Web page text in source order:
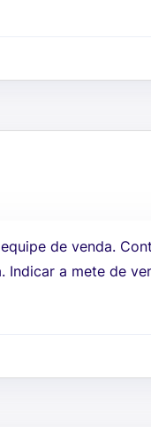
de venda.
Indicar a mete de